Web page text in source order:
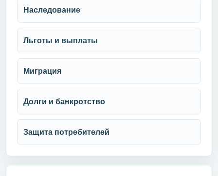
Наследование
Льготы и выплаты
Миграция
Долги и банкротство
Защита потребителей